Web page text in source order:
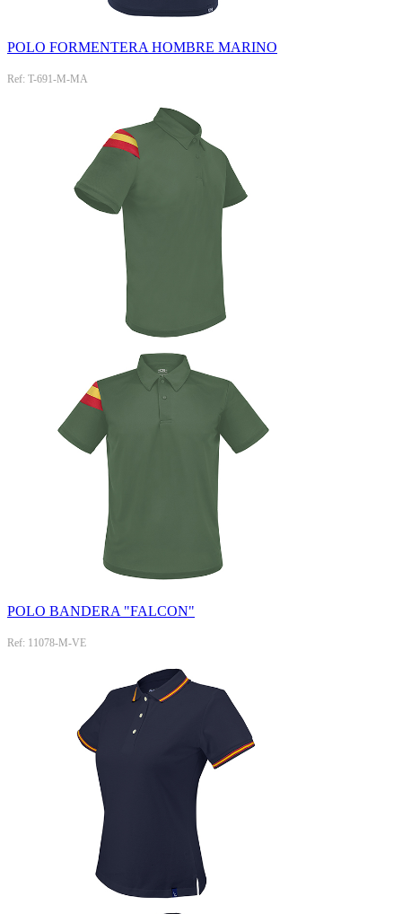
POLO FORMENTERA HOMBRE MARINO
Ref: T-691-M-MA
POLO BANDERA "FALCON"
Ref: 11078-M-VE